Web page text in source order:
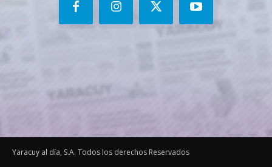
Yaracuy al día, S.A. Todos los derechos Reservados